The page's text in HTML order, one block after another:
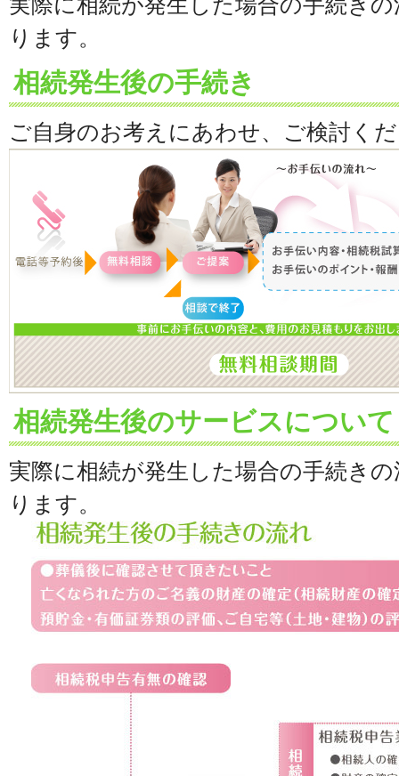
ります。
相続発生後の手続き
ご自身のお考えにあわせ、ご検討く
相続発生後のサービスについて
実際に相続が発生した場合の手続き
ります。